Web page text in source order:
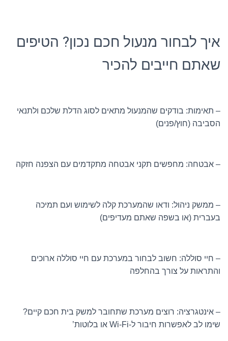
איך לבחור מנעול חכם נכון? הטיפים
שאתם חייבים להכיר
– תאימות: בודקים שהמנעול מתאים לסוג הדלת שלכם ולתנאי
הסביבה (חוץ/פנים)
– אבטחה: מחפשים תקני אבטחה מתקדמים עם הצפנה חזקה
– ממשק ניהול: ודאו שהמערכת קלה לשימוש ועם תמיכה
בעברית (או בשפה שאתם מעדיפים)
– חיי סוללה: חשוב לבחור במערכת עם חיי סוללה ארוכים
והתראות על צורך בהחלפה
– אינטגרציה: רוצים מערכת שתחובר למשק בית חכם קיים?
שימו לב לאפשרות חיבור ל-Wi-Fi או בלוטות’